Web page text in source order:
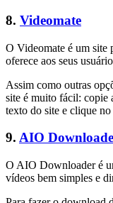
8. Videomate
O Videomate é um site
oferece aos seus
Assim como outras
site é muito fácil: copie
texto do site e clique
9. AIO
O AIO Downloader é
vídeos bem simples e